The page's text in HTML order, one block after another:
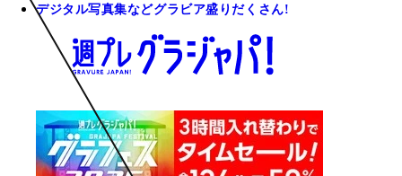
デジタル写真集などグラビア盛りだくさん!